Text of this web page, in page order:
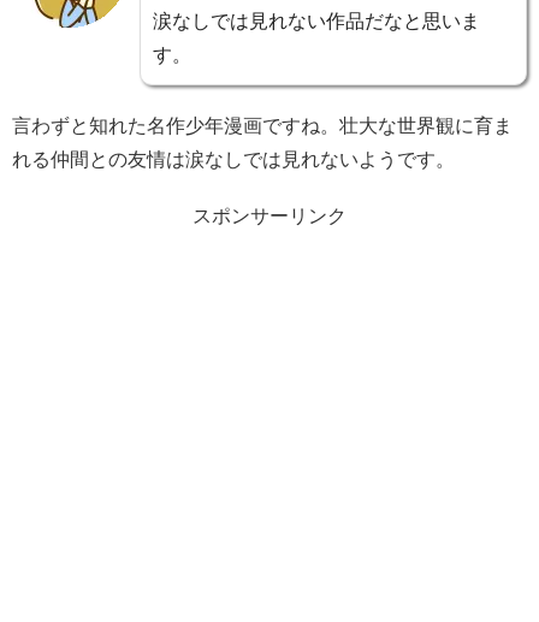
涙なしでは見れない作品だなと思いま
す。
言わずと知れた名作少年漫画ですね。壮大な世界観に育ま
れる仲間との友情は涙なしでは見れないようです。
スポンサーリンク